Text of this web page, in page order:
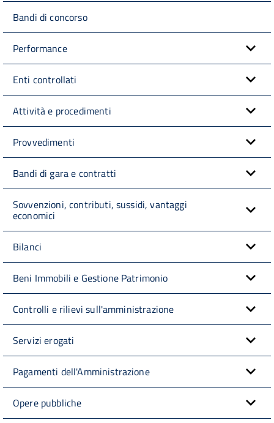
Bandi di concorso
Performance
Enti controllati
Attività e procedimenti
Provvedimenti
Bandi di gara e contratti
Sovvenzioni, contributi, sussidi, vantaggi
economici
Bilanci
Beni Immobili e Gestione Patrimonio
Controlli e rilievi sull'amministrazione
Servizi erogati
Pagamenti dell'Amministrazione
Opere pubbliche